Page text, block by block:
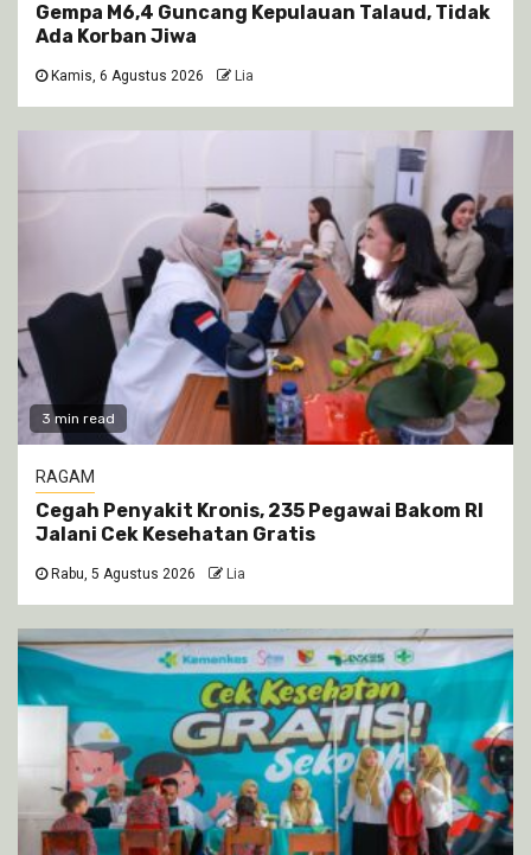
Gempa M6,4 Guncang Kepulauan Talaud, Tidak
Ada Korban Jiwa
Kamis, 6 Agustus 2026 Lia
3 min read
RAGAM
Cegah Penyakit Kronis, 235 Pegawai Bakom RI
Jalani Cek Kesehatan Gratis
Rabu, 5 Agustus 2026 Lia